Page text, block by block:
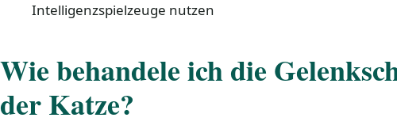
Intelligenzspielzeuge nutzen
Wie behandele ich die
der Katze?